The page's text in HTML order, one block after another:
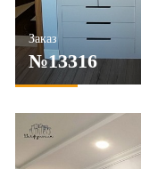
Заказ
№13316